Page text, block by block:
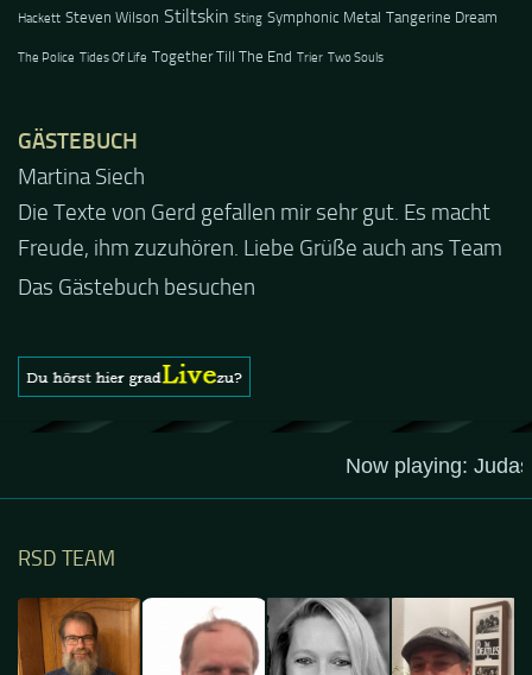
Hackett Steven Wilson Stiltskin Sting Symphonic Metal Tangerine Dream
The Police Tides Of Life Together Till The End Trier Two Souls
GÄSTEBUCH
Jacel
Guten Abend und auch von uns nochmals besten
Dank für die tolle Mucke zur Party! Der aktuelle Live
Stream ist eine schöne Zusammenfassung - Merci...
RSD TEAM